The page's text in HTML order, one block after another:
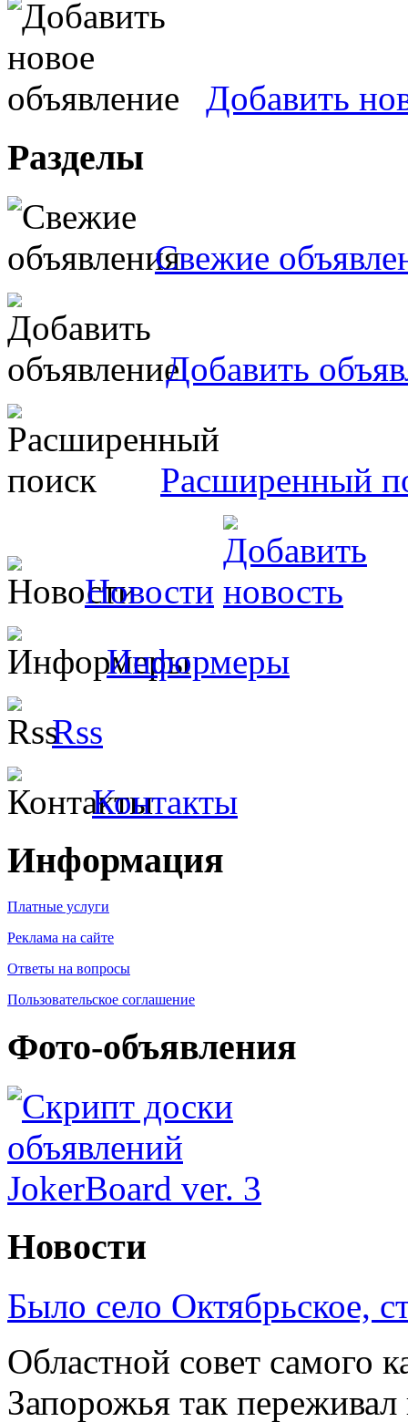
Добавить
Разделы
Свежие
Добавить
Расширенный
Новости
Информеры
Rss
Контакты
Информация
Платные услуги
Реклама на сайте
Ответы на вопросы
Пользовательское соглашение
Фото-объявления
Новости
Было село Октябрьское,
Областной совет самого
Запорожья так